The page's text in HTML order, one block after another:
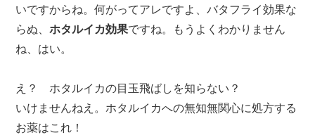
いですからね。何がってアレですよ、バタフライ効果な
らぬ、ホタルイカ効果ですね。もうよくわかりません
ね、はい。
え？ ホタルイカの目玉飛ばしを知らない？
いけませんねえ。ホタルイカへの無知無関心に処方する
お薬はこれ！